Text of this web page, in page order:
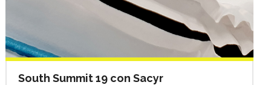
South Summit 19 con Sacyr